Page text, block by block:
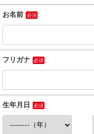
お名前 必須
フリガナ 必須
生年月日 必須